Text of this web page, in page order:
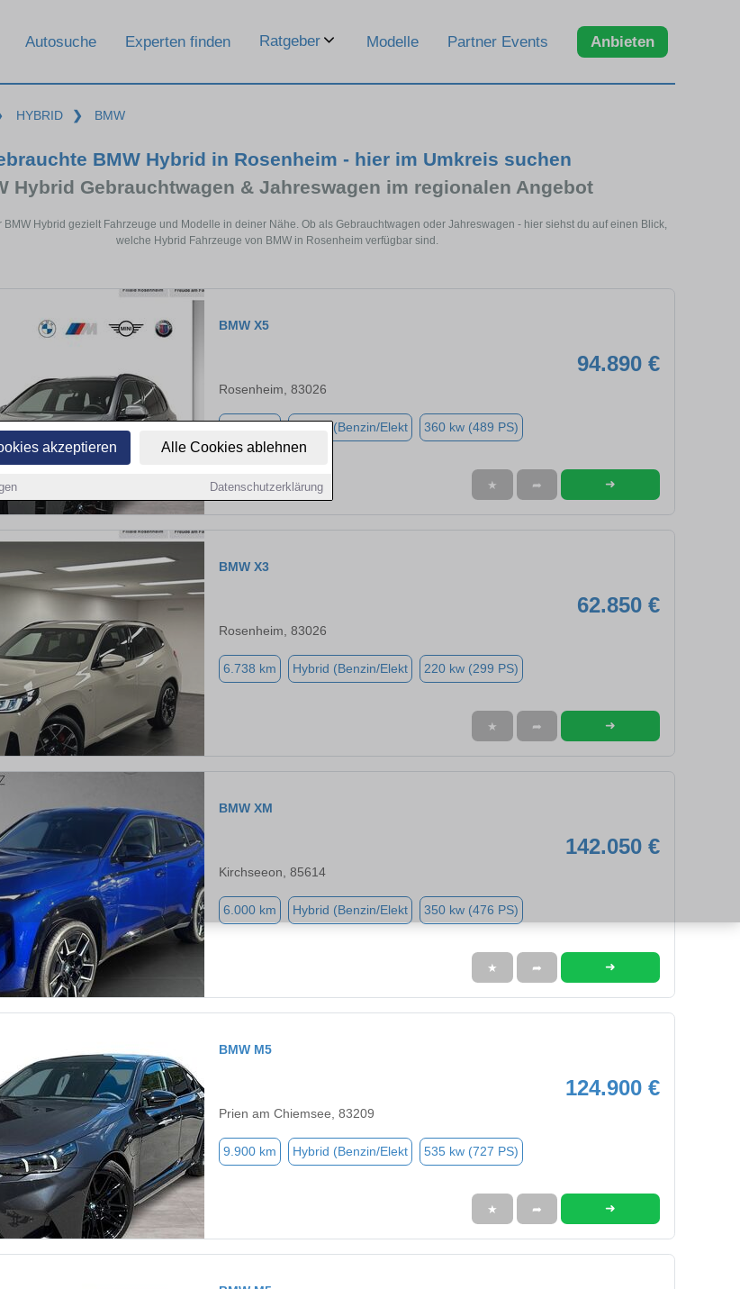
akzeptieren Alle Cookies ablehnen
Datenschutzerklärung
Autosuche Experten finden Ratgeber Modelle Partner Events Anbieten
HYBRID ❯ BMW
BMW Hybrid in Rosenheim - hier im Umkreis suchen
Hybrid Gebrauchtwagen & Jahreswagen im regionalen Angebot
BMW Hybrid gezielt Fahrzeuge und Modelle in deiner Nähe. Ob als Gebrauchtwagen oder Jahreswagen - hier siehst du auf einen Blick,
welche Hybrid Fahrzeuge von BMW in Rosenheim verfügbar sind.
BMW X5
94.890 €
Rosenheim, 83026
Hybrid (Benzin/Elekt 360 kw (489 PS)
★ ➦ ➜
BMW X3
62.850 €
Rosenheim, 83026
6.738 km Hybrid (Benzin/Elekt 220 kw (299 PS)
★ ➦ ➜
BMW XM
142.050 €
Kirchseeon, 85614
6.000 km Hybrid (Benzin/Elekt 350 kw (476 PS)
★ ➦ ➜
BMW M5
124.900 €
Prien am Chiemsee, 83209
9.900 km Hybrid (Benzin/Elekt 535 kw (727 PS)
★ ➦ ➜